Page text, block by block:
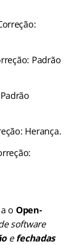
Padrão
Herança.
o Open-
software
e fechadas